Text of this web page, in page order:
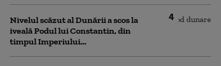
4
Nivelul scăzut al Dunării a scos la
iveală Podul lui Constantin, din
timpul Imperiului...